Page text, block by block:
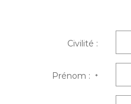
Civilité :
Prénom :*